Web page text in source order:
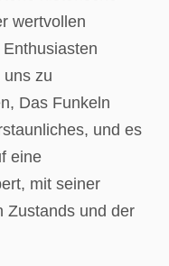
wertvollen
uns zu
Das Funkeln
und es
eine
mit seiner
Zustands und der